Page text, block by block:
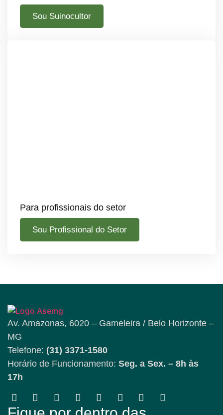
Sou Suinocultor
Para profissionais do setor
Sou Profissional do Setor
Av. Amazonas, 6020 – Gameleira / Belo Horizonte –
MG
Telefone: (31) 3371-1580
Horário de Funcionamento: Seg. a Sex. – 8h às
17h